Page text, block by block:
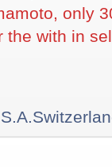
only
the with in